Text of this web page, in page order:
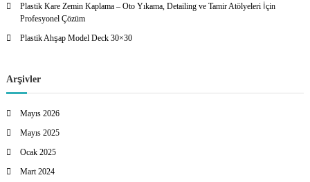
Plastik Kare Zemin Kaplama – Oto Yıkama, Detailing ve Tamir Atölyeleri İçin
Profesyonel Çözüm
Plastik Ahşap Model Deck 30×30
Arşivler
Mayıs 2026
Mayıs 2025
Ocak 2025
Mart 2024